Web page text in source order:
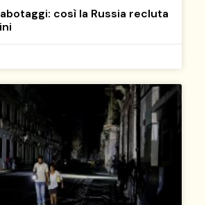
così la Russia recluta